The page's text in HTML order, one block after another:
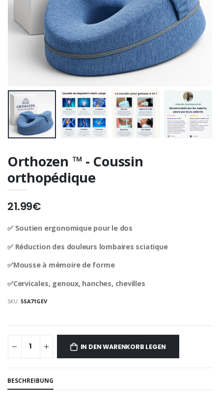
Orthozen ™ - Coussin
orthopédique
21.99€
✅ Soutien ergonomique pour le dos
✅ Réduction des douleurs lombaires sciatique
✅Mousse à mémoire de forme
✅Cervicales, genoux, hanches, chevilles
SKU:5SA71GEV
IN DEN WARENKORB LEGEN
BESCHREIBUNG